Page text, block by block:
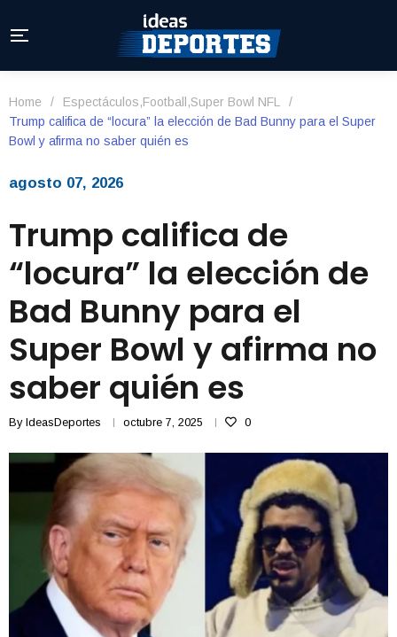
Home / Espectáculos,Football ,Super Bowl NFL
/
Trump califica de “locura” la elección de Bad Bunny para el Super
Bowl y afirma no saber quién es
agosto 07, 2026
Trump califica de
“locura” la elección de
Bad Bunny para el
Super Bowl y afirma no
saber quién es
By IdeasDeportes octubre 7, 2025 0